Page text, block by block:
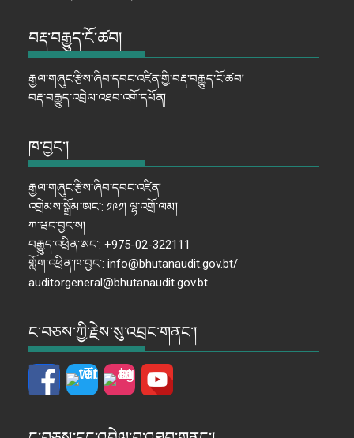
བརྡ་བརྒྱུད་ངོ་ཚབ།
རྒྱལ་གཞུང་རྩིས་ཞིབ་དབང་འཛིན་གྱི་བརྡ་བརྒྱུད་ངོ་ཚབ།
བརྡ་བརྒྱུད་འབྲེལ་འཐབ་འགོ་དཔོན།
ཁ་བྱང་།
རྒྱལ་གཞུང་རྩིས་ཞིབ་དབང་འཛིན།
འགྲེམས་སྒྲོམ་ཨང་: ༡༩༡། ལྷ་འགྲོ་ལམ།
ཀ་ཝང་བྱང་ས།
བརྒྱུད་འཕྲིན་ཨང་: +975-02-322111
གློག་འཕྲིན་ཁ་བྱང་: info@bhutanaudit.gov.bt/
auditorgeneral@bhutanaudit.gov.bt
ང་བཅས་ཀྱི་རྗེས་སུ་འབྲང་གནང་།